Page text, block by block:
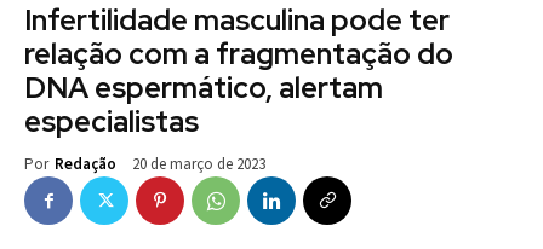
Infertilidade masculina pode ter
relação com a fragmentação do
DNA espermático, alertam
especialistas
Por Redação 20 de março de 2023